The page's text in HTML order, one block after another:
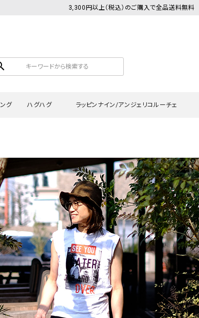
3,300円以上（税込）のご購入で全品送料無料
グ ハグハグ
トップ・キャミソール
ィガン・ベスト
・ブラウス
ット・パーカー
チュニック
のパンツ
パンツ
ロング・マキシ丈
その他スカート
ラッピンナイン/アンジェリコルーチェ
シャツ・ブラウス
カーディガン
ベスト
ニット
タンクトップ・キャミソール
チュニック
デニムパンツ
その他のパンツ
ロング・マキ
その他スカ
カーディガン
シャツ・ブラ
スウェット・
ニット
その他のパン
デニムパンツ